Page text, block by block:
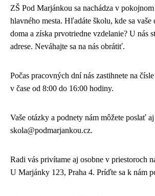
ZŠ Pod Marjánkou sa nachádza v
hlavného mesta. Hľadáte školu, kde sa
doma a získa prvotriedne vzdelanie? U nás
adrese. Neváhajte sa na nás obrátiť.
Počas pracovných dní nás zastihnete na
v čase od 8:00 do 16:00 hodiny.
Vaše otázky a podnety nám môžete poslať
skola@podmarjankou.cz.
Radi vás privítame aj osobne v priestoroch
U Marjánky 123, Praha 4. Príďte sa k nám